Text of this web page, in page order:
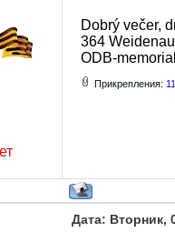
Dobrý večer,
364
ODB-
Прикрепления:
Дата: Вторник,